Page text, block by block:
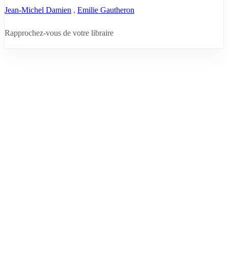
Jean-Michel Damien , Emilie Gautheron
Rapprochez-vous de votre libraire